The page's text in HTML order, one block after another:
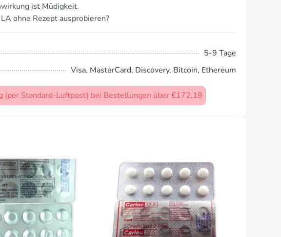
ist Müdigkeit.
ohne Rezept ausprobieren?
5-9 Tage
Visa, MasterCard, Discovery, Bitcoin, Ethereum
(per Standard-Luftpost) bei Bestellungen über €172.19
Cozaar